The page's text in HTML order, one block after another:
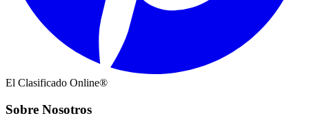
El Clasificado Online®
Sobre Nosotros